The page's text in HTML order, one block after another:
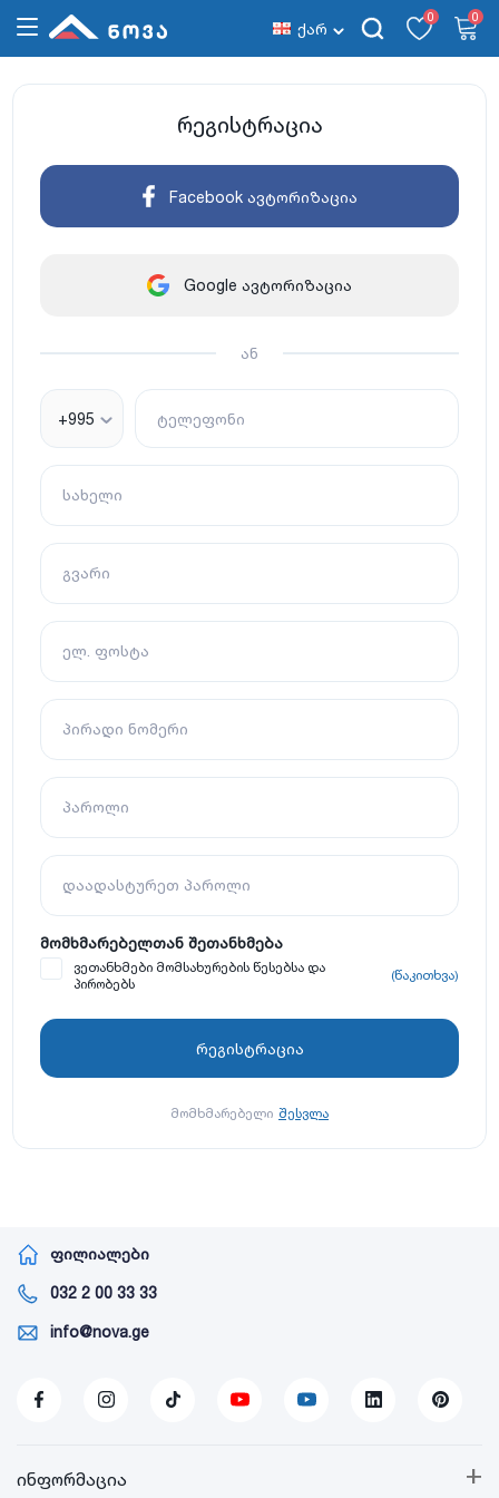
ქარ
0 0
რეგისტრაცია
Facebook ავტორიზაცია
Google ავტორიზაცია
ან
+995 ტელეფონი
სახელი
გვარი
ელ. ფოსტა
პირადი ნომერი
პაროლი
დაადასტურეთ პაროლი
მომხმარებელთან შეთანხმება
ვეთანხმები მომსახურების წესებსა და
პირობებს
(წაკითხვა)
მომხმარებელი შესვლა
ფილიალები
032 2 00 33 33
info@nova.ge
+
ინფორმაცია